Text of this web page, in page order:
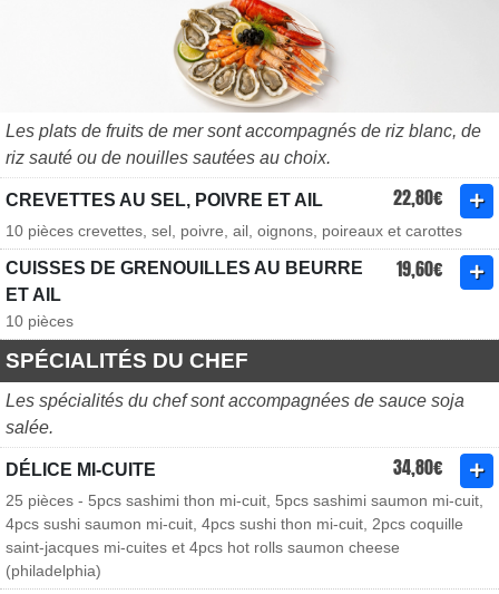
Les plats de fruits de mer sont accompagnés de riz blanc, de
riz sauté ou de nouilles sautées au choix.
CREVETTES AU SEL, POIVRE ET AIL 22,80€
10 pièces crevettes, sel, poivre, ail, oignons, poireaux et carottes
CUISSES DE GRENOUILLES AU BEURRE
ET AIL
19,60€
10 pièces
SPÉCIALITÉS DU CHEF
Les spécialités du chef sont accompagnées de sauce soja
salée.
DÉLICE MI-CUITE 34,80€
25 pièces - 5pcs sashimi thon mi-cuit, 5pcs sashimi saumon mi-cuit,
4pcs sushi saumon mi-cuit, 4pcs sushi thon mi-cuit, 2pcs coquille
saint-jacques mi-cuites et 4pcs hot rolls saumon cheese
(philadelphia)